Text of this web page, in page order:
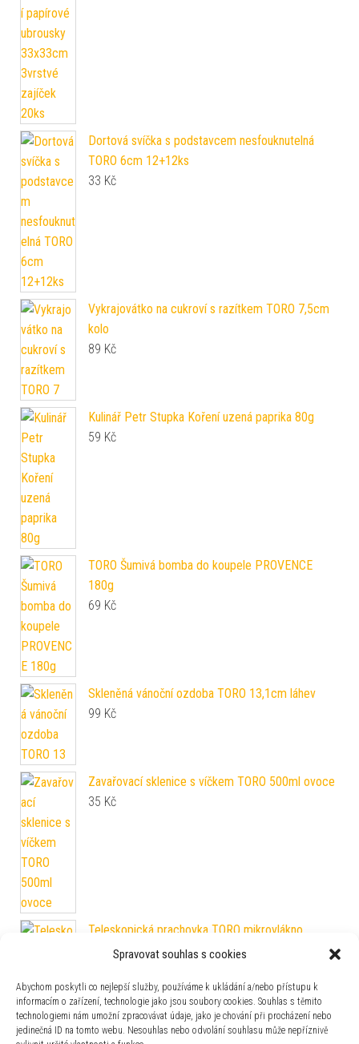
Spravovat souhlas s cookies
Abychom poskytli co nejlepší služby, používáme k ukládání a/nebo přístupu k
informacím o zařízení, technologie jako jsou soubory cookies. Souhlas s těmito
technologiemi nám umožní zpracovávat údaje, jako je chování při procházení nebo
jedinečná ID na tomto webu. Nesouhlas nebo odvolání souhlasu může nepříznivě
Dortová svíčka s podstavcem nesfouknutelná
TORO 6cm 12+12ks
33 Kč
Vykrajovátko na cukroví s razítkem TORO 7,5cm
kolo
89 Kč
Kulinář Petr Stupka Koření uzená paprika 80g
59 Kč
TORO Šumivá bomba do koupele PROVENCE
180g
69 Kč
Skleněná vánoční ozdoba TORO 13,1cm láhev
99 Kč
Zavařovací sklenice s víčkem TORO 500ml ovoce
35 Kč
Teleskopická prachovka TORO mikrovlákno
Kč